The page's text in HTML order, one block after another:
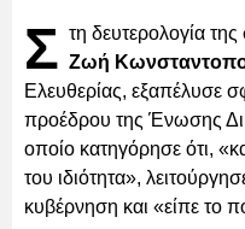
Σ τη δευτερολογία
Ζωή
Ελευθερίας, εξαπέλυσε
προέδρου της Ένωσης
οποίο κατηγόρησε ότι,
του ιδιότητα»,
κυβέρνηση και «είπε το